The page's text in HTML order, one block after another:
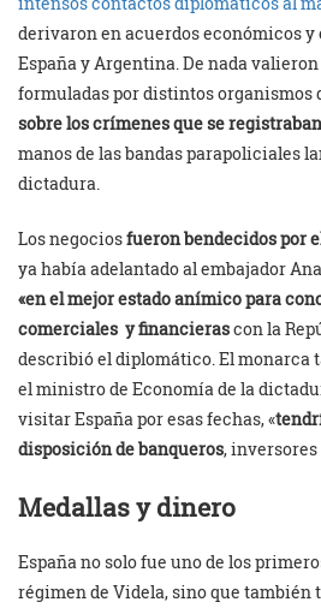
derivaron en acuerdos económicos
España y Argentina. De nada
formuladas por distintos organismos
sobre los crímenes que se
manos de las bandas parapoliciales
dictadura.
Los negociosfueron bendecidos por
ya había adelantado al embajador
«en el mejor estado anímico para
comerciales y financierascon la
describió el diplomático. El monarca
el ministro de Economía de la
visitar España por esas fechas, «
disposición de banqueros,
Medallas y dinero
España no solo fue uno de los
régimen de Videla, sino que también